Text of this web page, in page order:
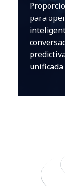
para
unificada